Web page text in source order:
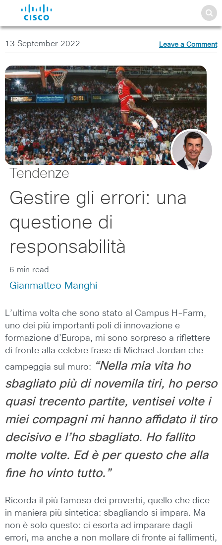
13 September 2022 Leave a Comment
Tendenze
Gestire gli errori: una
questione di
responsabilità
6 min read
Gianmatteo Manghi
L’ultima volta che sono stato al Campus H-Farm,
uno dei più importanti poli di innovazione e
formazione d’Europa, mi sono sorpreso a riflettere
di fronte alla celebre frase di Michael Jordan che
campeggia sul muro:
“Nella mia vita ho
sbagliato più di novemila tiri, ho perso
quasi trecento partite, ventisei volte i
miei compagni mi hanno affidato il tiro
decisivo e l’ho sbagliato. Ho fallito
molte volte. Ed è per questo che alla
fine ho vinto tutto.”
Ricorda il più famoso dei proverbi, quello che dice
in maniera più sintetica: sbagliando si impara. Ma
non è solo questo: ci esorta ad imparare dagli
errori, ma anche a non mollare di fronte ai fallimenti,